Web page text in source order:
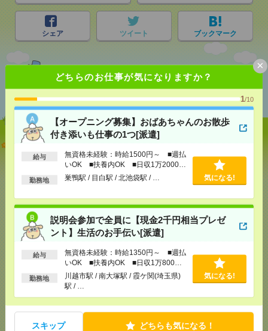
どちらのお仕事が気になりますか？
1/10
【オープニング募集】おばあちゃんのお散歩
付き添いも仕事の1つ[派遣]
給与
無資格未経験：時給1500円～ ■週払
いOK ■扶養内OK ■日収1万2000円
以上
勤務地 巣鴨駅 / 目白駅 / 北池袋駅 / … 気になる!
説明会参加で全員に【現金2千円相当プレゼ
ント】生活のお手伝い[派遣]
給与
無資格未経験：時給1350円～ ■週払
いOK ■扶養内OK ■日収1万800円
以上
勤務地
川越市駅 / 南大塚駅 / 霞ケ関(埼玉県)
駅 / …
気になる!
スキップ どちらも気になる！
×
シェア ツイート ブックマーク
あなたの閲覧履歴からの
おすすめ
【オープニング募集】おばあちゃんのお散歩付き添
いも仕事の1つ[派遣]
[給 与]無資格未経験：時給1500円～ ■週払い
[交通費]交通費全額支給
[勤務地]
気になる！
説明会参加で全員に【現金2千円相当プレゼント】生
活のお手伝い[派遣]
[給 与]無資格未経験：時給1350円～ ■週払い
OK ■扶養内OK ■日収1万800円以上
[交通費]交通費全額支給
南大塚駅/霞ケ関(埼玉県)駅/…